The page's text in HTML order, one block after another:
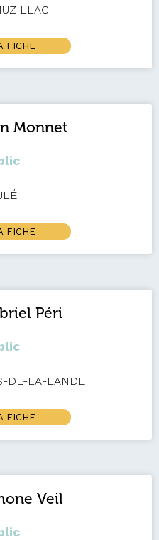
FICHE
Monnet
FICHE
Péri
DE-LA-LANDE
FICHE
Veil